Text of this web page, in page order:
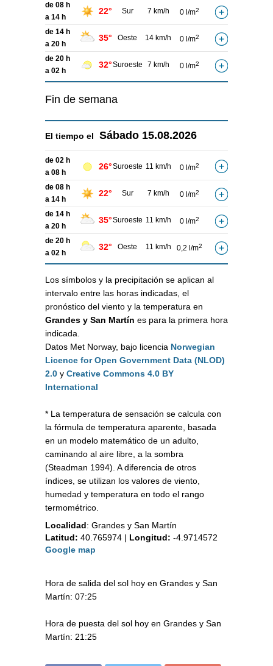
de 08 h
a 14 h
22° Sur 7 km/h 0 l/m2
de 14 h
a 20 h
35° Oeste 14 km/h 0 l/m2
de 20 h
a 02 h
32°Suroeste 7 km/h 0 l/m2
Fin de semana
El tiempo el Sábado 15.08.2026
de 02 h
a 08 h
26°Suroeste 11 km/h 0 l/m2
de 08 h
a 14 h
22° Sur 7 km/h 0 l/m2
de 14 h
a 20 h
35°Suroeste 11 km/h 0 l/m2
de 20 h
a 02 h
32° Oeste 11 km/h 0,2 l/m2
Los símbolos y la precipitación se aplican al
intervalo entre las horas indicadas, el
pronóstico del viento y la temperatura en
Grandes y San Martín es para la primera hora
indicada.
Datos Met Norway, bajo licencia Norwegian
Licence for Open Government Data (NLOD)
2.0 y Creative Commons 4.0 BY
International
* La temperatura de sensación se calcula con
la fórmula de temperatura aparente, basada
en un modelo matemático de un adulto,
caminando al aire libre, a la sombra
(Steadman 1994). A diferencia de otros
índices, se utilizan los valores de viento,
humedad y temperatura en todo el rango
termométrico.
Localidad: Grandes y San Martín
Latitud: 40.765974 | Longitud: -4.9714572
Google map
Hora de salida del sol hoy en Grandes y San
Martín: 07:25
Hora de puesta del sol hoy en Grandes y San
Martín: 21:25